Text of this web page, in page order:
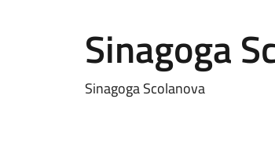
Sinagoga
Sinagoga Scolanova